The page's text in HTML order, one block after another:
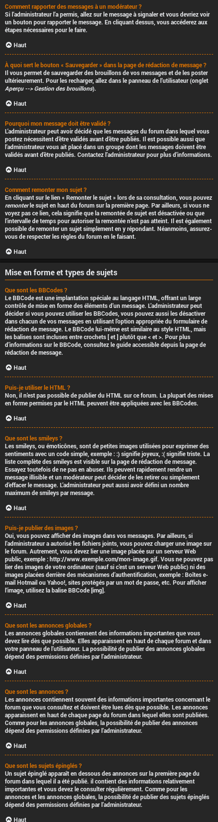
Comment rapporter des messages à un modérateur ?
Si l’administrateur l’a permis, allez sur le message à signaler et vous devriez voir
un bouton pour rapporter le message. En cliquant dessus, vous accéderez aux
étapes nécessaires pour le faire.
Haut
À quoi sert le bouton « Sauvegarder » dans la page de rédaction de message ?
Il vous permet de sauvegarder des brouillons de vos messages et de les poster
ultérieurement. Pour les recharger, allez dans le panneau de l’utilisateur (onglet
Aperçu --> Gestion des brouillons).
Haut
Pourquoi mon message doit être validé ?
L’administrateur peut avoir décidé que les messages du forum dans lequel vous
postez nécessitent d’être validés avant d’être publiés. Il est possible aussi que
l’administrateur vous ait placé dans un groupe dont les messages doivent être
validés avant d’être publiés. Contactez l’administrateur pour plus d’informations.
Haut
Comment remonter mon sujet ?
En cliquant sur le lien « Remonter le sujet » lors de sa consultation, vous pouvez
remonterle sujet en haut du forum sur la première page. Par ailleurs, si vous ne
voyez pas ce lien, cela signifie que la remontée de sujet est désactivée ou que
l’intervalle de temps pour autoriser la remontée n’est pas atteint. Il est également
possible de remonter un sujet simplement en y répondant. Néanmoins, assurez-
vous de respecter les règles du forum en le faisant.
Haut
Mise en forme et types de sujets
Que sont les BBCodes ?
Le BBCode est une implantation spéciale au langage HTML, offrant un large
contrôle de mise en forme des éléments d’un message. L’administrateur peut
décider si vous pouvez utiliser les BBCodes, vous pouvez aussi les désactiver
dans chacun de vos messages en utilisant l’option appropriée du formulaire de
rédaction de message. Le BBCode lui-même est similaire au style HTML, mais
les balises sont incluses entre crochets [ et ] plutôt que < et >. Pour plus
d’informations sur le BBCode, consultez le guide accessible depuis la page de
rédaction de message.
Haut
Puis-je utiliser le HTML ?
Non, il n’est pas possible de publier du HTML sur ce forum. La plupart des mises
en forme permises par le HTML peuvent être appliquées avec les BBCodes.
Haut
Que sont les smileys ?
Les smileys, ou émoticônes, sont de petites images utilisées pour exprimer des
sentiments avec un code simple, exemple : :) signifie joyeux, :( signifie triste. La
liste complète des smileys est visible sur la page de rédaction de message.
Essayez toutefois de ne pas en abuser. Ils peuvent rapidement rendre un
message illisible et un modérateur peut décider de les retirer ou simplement
d’effacer le message. L’administrateur peut aussi avoir défini un nombre
maximum de smileys par message.
Haut
Puis-je publier des images ?
Oui, vous pouvez afficher des images dans vos messages. Par ailleurs, si
l’administrateur a autorisé les fichiers joints, vous pouvez charger une image sur
le forum. Autrement, vous devez lier une image placée sur un serveur Web
public, exemple : http://www.exemple.com/mon-image.gif. Vous ne pouvez pas
lier des images de votre ordinateur (sauf si c’est un serveur Web public) ni des
images placées derrière des mécanismes d’authentification, exemple : Boîtes e-
mail Hotmail ou Yahoo!, sites protégés par un mot de passe, etc. Pour afficher
l’image, utilisez la balise BBCode [img].
Haut
Que sont les annonces globales ?
Les annonces globales contiennent des informations importantes que vous
devez lire dès que possible. Elles apparaissent en haut de chaque forum et dans
votre panneau de l’utilisateur. La possibilité de publier des annonces globales
dépend des permissions définies par l’administrateur.
Haut
Que sont les annonces ?
Les annonces contiennent souvent des informations importantes concernant le
forum que vous consultez et doivent être lues dès que possible. Les annonces
apparaissent en haut de chaque page du forum dans lequel elles sont publiées.
Comme pour les annonces globales, la possibilité de publier des annonces
dépend des permissions définies par l’administrateur.
Haut
Que sont les sujets épinglés ?
Un sujet épinglé apparaît en dessous des annonces sur la première page du
forum dans lequel il a été publié. il contient des informations relativement
importantes et vous devez le consulter régulièrement. Comme pour les
annonces et les annonces globales, la possibilité de publier des sujets épinglés
dépend des permissions définies par l’administrateur.
Haut